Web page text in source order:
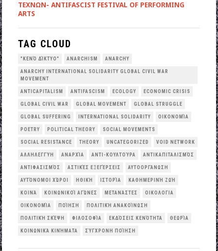
ΤΕΧΝΩΝ- ANTIFASCIST FESTIVAL OF PERFORMING
ARTS
TAG CLOUD
"ΚΕΝΌ ΔΊΚΤΥΟ" ANARCHISM ANARCHY
ANARCHY INTERNATIONAL SOLIDARITY GLOBAL CIVIL WAR
MOVEMENT
ANTICAPITALISM ANTIFASCISM ECOLOGY ECONOMIC CRISIS
GLOBAL CIVIL WAR GLOBAL MOVEMENT GLOBAL STRUGGLE
GLOBAL SUFFERING INTERNATIONAL SOLIDARITY OΙΚΟΝΟΜΊΑ
POETRY POLITICAL THEORY SOCIAL MOVEMENTS
SOCIAL RESISTANCE THEORY UNCATEGORIZED VOID NETWORK
ΑΛΛΗΛΕΓΓΎΗ ΑΝΑΡΧΊΑ ΑΝΤΙ-ΚΟΥΛΤΟΎΡΑ ΑΝΤΙΚΑΠΙΤΑΛΙΣΜΌΣ
ΑΝΤΙΦΑΣΙΣΜΌΣ ΑΣΤΙΚΈΣ ΕΞΕΓΈΡΣΕΙΣ ΑΥΤΟΟΡΓΆΝΩΣΗ
ΑΥΤΌΝΟΜΟΙ ΧΏΡΟΙ ΗΘΙΚΉ ΙΣΤΟΡΊΑ ΚΑΘΗΜΕΡΙΝΉ ΖΩΉ
ΚΟΙΝΆ ΚΟΙΝΩΝΙΚΟΊ ΑΓΏΝΕΣ ΜΕΤΑΝΆΣΤΕΣ ΟΙΚΟΛΟΓΙΑ
ΟΙΚΟΝΟΜΊΑ ΠΟΊΗΣΗ ΠΟΛΙΤΙΚΉ ΑΝΑΚΟΊΝΩΣΗ
ΠΟΛΙΤΙΚΉ ΣΚΈΨΗ ΦΙΛΟΣΟΦΊΑ ΕΚΔΌΣΕΙΣ ΚΕΝΌΤΗΤΑ ΘΕΩΡΊΑ
ΚΟΙΝΩΝΙΚΆ ΚΙΝΉΜΑΤΑ ΣΎΓΧΡΟΝΗ ΠΟΊΗΣΗ